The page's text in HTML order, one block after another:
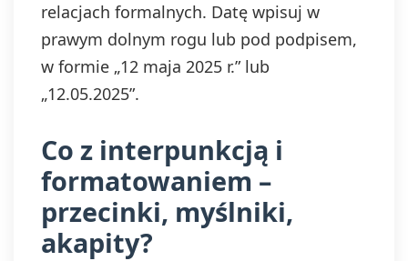
relacjach formalnych. Datę wpisuj w
prawym dolnym rogu lub pod podpisem,
w formie „12 maja 2025 r.” lub
„12.05.2025”.
Co z interpunkcją i
formatowaniem –
przecinki, myślniki,
akapity?